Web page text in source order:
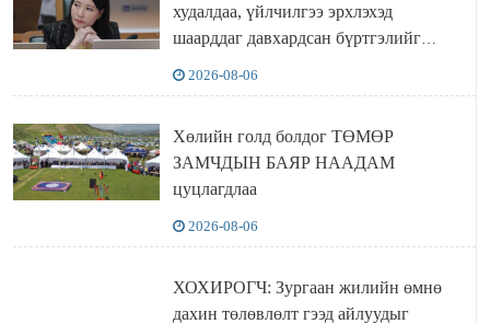
худалдаа, үйлчилгээ эрхлэхэд
шаарддаг давхардсан бүртгэлийг
2026-08-06
Хөлийн голд болдог ТӨМӨР
ЗАМЧДЫН БАЯР НААДАМ
цуцлагдлаа
2026-08-06
ХОХИРОГЧ: Зургаан жилийн өмнө
дахин төлөвлөлт гээд айлуудыг